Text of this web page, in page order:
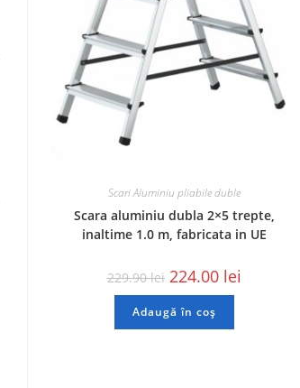
Scari Aluminiu pliabile duble
Scara aluminiu dubla 2×5 trepte,
inaltime 1.0 m, fabricata in UE
229.90lei 224.00 lei
Adaugă în coș